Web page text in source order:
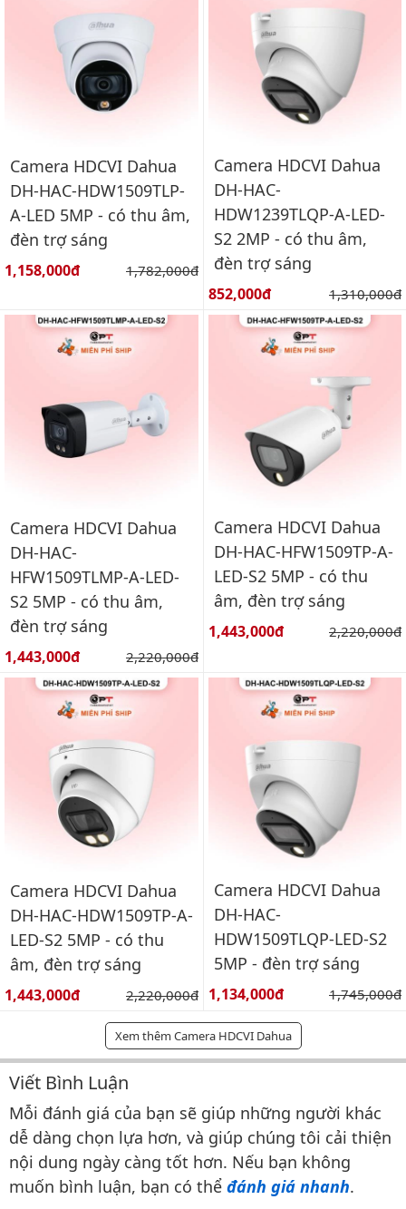
Camera HDCVI Dahua
DH-HAC-HDW1509TLP-
A-LED 5MP - có thu âm,
đèn trợ sáng
Giá bán:
1,158,000đ Giá gốc:
1,782,000đ
Camera HDCVI Dahua
DH-HAC-
HDW1239TLQP-A-LED-
S2 2MP - có thu âm,
đèn trợ sáng
Giá bán:
852,000đ Giá gốc:
1,310,000đ
Camera HDCVI Dahua
DH-HAC-
HFW1509TLMP-A-LED-
S2 5MP - có thu âm,
đèn trợ sáng
Giá bán:
1,443,000đ Giá gốc:
2,220,000đ
Camera HDCVI Dahua
DH-HAC-HFW1509TP-A-
LED-S2 5MP - có thu
âm, đèn trợ sáng
Giá bán:
1,443,000đ Giá gốc:
2,220,000đ
Camera HDCVI Dahua
DH-HAC-HDW1509TP-A-
LED-S2 5MP - có thu
âm, đèn trợ sáng
Giá bán:
1,443,000đ Giá gốc:
2,220,000đ
Camera HDCVI Dahua
DH-HAC-
HDW1509TLQP-LED-S2
5MP - đèn trợ sáng
Giá bán:
1,134,000đ Giá gốc:
1,745,000đ
Xem thêm Camera HDCVI Dahua
Bình luận & Đánh giá
Viết Bình Luận
Mỗi đánh giá của bạn sẽ giúp những người khác
dễ dàng chọn lựa hơn, và giúp chúng tôi cải thiện
nội dung ngày càng tốt hơn. Nếu bạn không
muốn bình luận, bạn có thể đánh giá nhanh.